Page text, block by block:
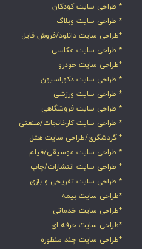
* طراحی سایت کودکان
* طراحی سایت وبلاگ
*طراحی سایت دانلود/فروش فایل
* طراحی سایت عکاسی
*طراحی سایت خودرو
* طراحی سایت دکوراسیون
* طراحی سایت ورزشی
* طراحی سایت فروشگاهی
* طراحی سایت کارخانجات/صنعتی
* گردشگری/طراحی سایت هتل
* طراحی سایت موسیقی/فیلم
* طراحی سایت انتشارات/چاپ
* طراحی سایت تفریحی و بازی
*طراحی سایت بیمه
*طراحی سایت خدماتی
*طراحی سایت حرفه ای
*طراحی سایت چند منظوره